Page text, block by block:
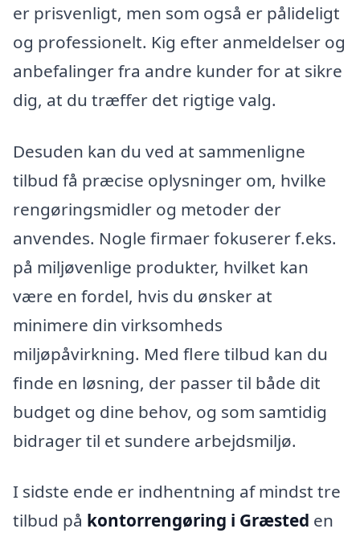
er prisvenligt, men som også er pålideligt
og professionelt. Kig efter anmeldelser og
anbefalinger fra andre kunder for at sikre
dig, at du træffer det rigtige valg.
Desuden kan du ved at sammenligne
tilbud få præcise oplysninger om, hvilke
rengøringsmidler og metoder der
anvendes. Nogle firmaer fokuserer f.eks.
på miljøvenlige produkter, hvilket kan
være en fordel, hvis du ønsker at
minimere din virksomheds
miljøpåvirkning. Med flere tilbud kan du
finde en løsning, der passer til både dit
budget og dine behov, og som samtidig
bidrager til et sundere arbejdsmiljø.
I sidste ende er indhentning af mindst tre
tilbud på kontorrengøring i Græsted en